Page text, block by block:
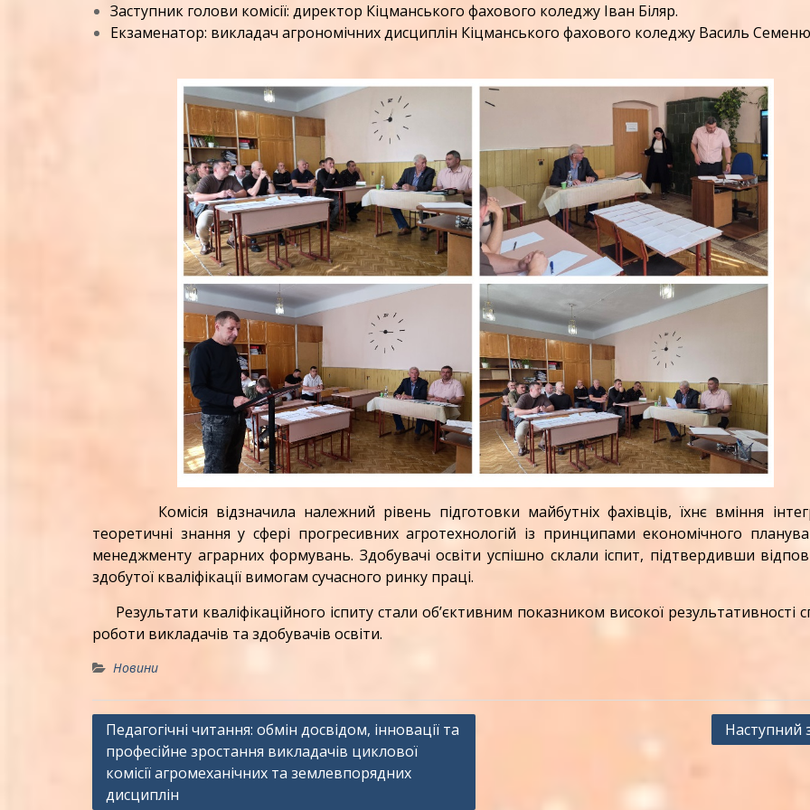
Заступник голови комісії: директор Кіцманського фахового коледжу Іван Біляр.
Екзаменатор: викладач агрономічних дисциплін Кіцманського фахового коледжу Василь
Комісія відзначила належний рівень підготовки майбутніх фахівців, їхнє вміння
теоретичні знання у сфері прогресивних агротехнологій із принципами економічного
менеджменту аграрних формувань. Здобувачі освіти успішно склали іспит, підтвердивши
здобутої кваліфікації вимогам сучасного ринку праці.
Результати кваліфікаційного іспиту стали об’єктивним показником високої результативності
роботи викладачів та здобувачів освіти.
Новини
Навігація
записів
Педагогічні читання: обмін досвідом, інновації та
професійне зростання викладачів циклової
комісії агромеханічних та землевпорядних
дисциплін
Наступний